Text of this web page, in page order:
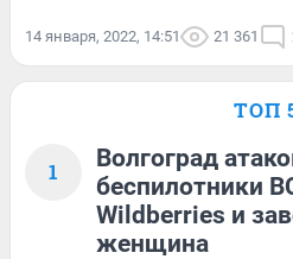
14 января, 2022, 14:51 21 361
ТОП
1
Волгоград
беспилотники
Wildberries и
женщина